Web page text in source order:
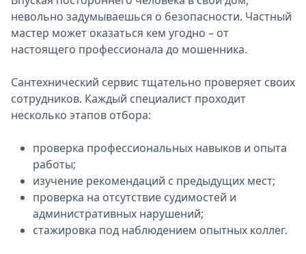
невольно задумываешься о безопасности. Частный
мастер может оказаться кем угодно – от
настоящего профессионала до мошенника.
Сантехнический сервис тщательно проверяет своих
сотрудников. Каждый специалист проходит
несколько этапов отбора:
проверка профессиональных навыков и опыта
работы;
изучение рекомендаций с предыдущих мест;
проверка на отсутствие судимостей и
административных нарушений;
стажировка под наблюдением опытных коллег.